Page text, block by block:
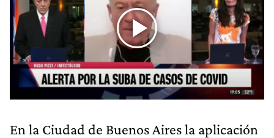
En la Ciudad de Buenos Aires la aplicación